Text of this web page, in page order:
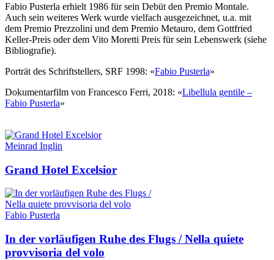
Fabio Pusterla erhielt 1986 für sein Debüt den Premio Montale.
Auch sein weiteres Werk wurde vielfach ausgezeichnet, u.a. mit
dem Premio Prezzolini und dem Premio Metauro, dem Gottfried
Keller-Preis oder dem Vito Moretti Preis für sein Lebenswerk (siehe
Bibliografie).
Porträt des Schriftstellers, SRF 1998: «Fabio Pusterla»
Dokumentarfilm von Francesco Ferri, 2018: «Libellula gentile –
Fabio Pusterla»
Meinrad Inglin
Grand Hotel Excelsior
Fabio Pusterla
In der vorläufigen Ruhe des Flugs / Nella quiete
provvisoria del volo